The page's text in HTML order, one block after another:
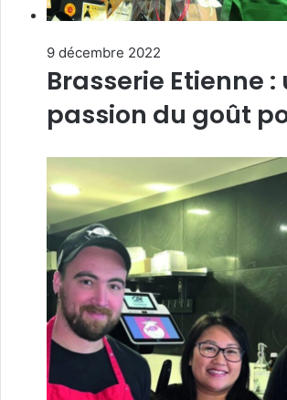
9 décembre 2022
Brasserie Etienne :
passion du goût